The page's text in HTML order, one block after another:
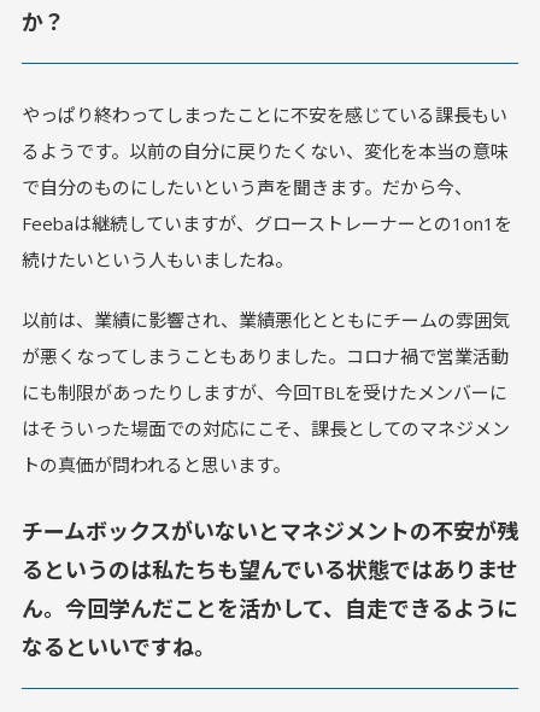
か？
やっぱり終わってしまったことに不安を感じている課長もい
るようです。以前の自分に戻りたくない、変化を本当の意味
で自分のものにしたいという声を聞きます。だから今、
Feebaは継続していますが、グローストレーナーとの1on1を
続けたいという人もいましたね。
以前は、業績に影響され、業績悪化とともにチームの雰囲気
が悪くなってしまうこともありました。コロナ禍で営業活動
にも制限があったりしますが、今回TBLを受けたメンバーに
はそういった場面での対応にこそ、課長としてのマネジメン
トの真価が問われると思います。
チームボックスがいないとマネジメントの不安が残
るというのは私たちも望んでいる状態ではありませ
ん。今回学んだことを活かして、自走できるように
なるといいですね。